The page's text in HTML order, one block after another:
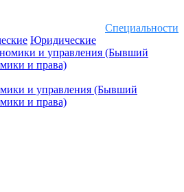
Специальности
Юридические
и управления (Бывший
и права)